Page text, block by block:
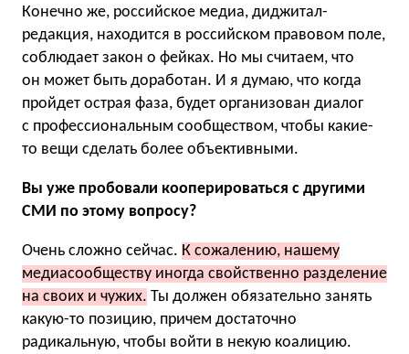
Конечно же, российское медиа, диджитал-
редакция, находится в российском правовом поле,
соблюдает закон о фейках. Но мы считаем, что
он может быть доработан. И я думаю, что когда
пройдет острая фаза, будет организован диалог
с профессиональным сообществом, чтобы какие-
то вещи сделать более объективными.
Вы уже пробовали кооперироваться с другими
СМИ по этому вопросу?
Очень сложно сейчас. К сожалению, нашему
медиасообществу иногда свойственно разделение
на своих и чужих. Ты должен обязательно занять
какую-то позицию, причем достаточно
радикальную, чтобы войти в некую коалицию.